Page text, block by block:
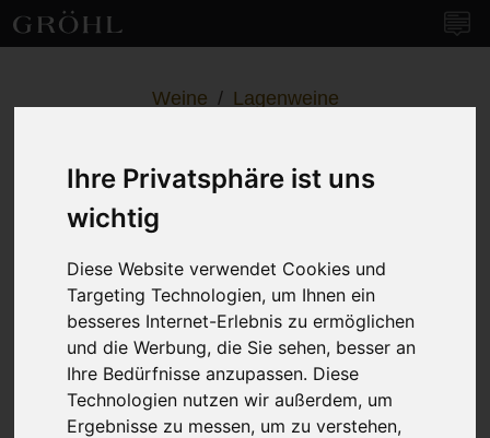
Ihre Privatsphäre ist uns
wichtig
Diese Website verwendet Cookies und
Targeting Technologien, um Ihnen ein
besseres Internet-Erlebnis zu ermöglichen
und die Werbung, die Sie sehen, besser an
Ihre Bedürfnisse anzupassen. Diese
Technologien nutzen wir außerdem, um
Ergebnisse zu messen, um zu verstehen,
Weine / Lagenweine
Sauvignon Blanc & Cabernet
Sauvignon –